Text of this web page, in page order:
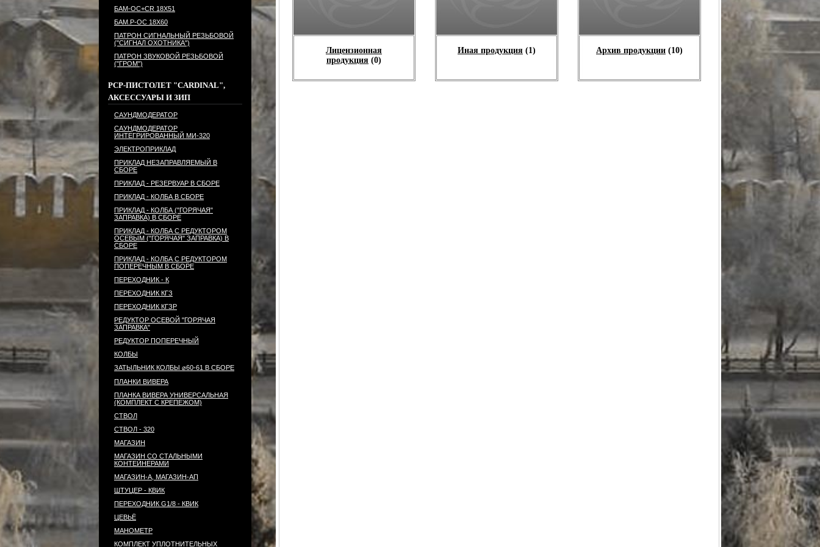
БАМ-ОС+CR 18Х51
БАМ.Р-ОС 18Х60
ПАТРОН СИГНАЛЬНЫЙ РЕЗЬБОВОЙ
("СИГНАЛ ОХОТНИКА")
ПАТРОН ЗВУКОВОЙ РЕЗЬБОВОЙ
("ГРОМ")
PCP-ПИСТОЛЕТ "CARDINAL",
АКСЕССУАРЫ И ЗИП
САУНДМОДЕРАТОР
САУНДМОДЕРАТОР
ИНТЕГРИРОВАННЫЙ МИ-320
ЭЛЕКТРОПРИКЛАД
ПРИКЛАД НЕЗАПРАВЛЯЕМЫЙ В
СБОРЕ
ПРИКЛАД - РЕЗЕРВУАР В СБОРЕ
ПРИКЛАД - КОЛБА В СБОРЕ
ПРИКЛАД - КОЛБА ("ГОРЯЧАЯ"
ЗАПРАВКА) В СБОРЕ
ПРИКЛАД - КОЛБА С РЕДУКТОРОМ
ОСЕВЫМ ("ГОРЯЧАЯ" ЗАПРАВКА) В
СБОРЕ
ПРИКЛАД - КОЛБА С РЕДУКТОРОМ
ПОПЕРЕЧНЫМ В СБОРЕ
ПЕРЕХОДНИК - К
ПЕРЕХОДНИК КГЗ
ПЕРЕХОДНИК КГЗР
РЕДУКТОР ОСЕВОЙ "ГОРЯЧАЯ
ЗАПРАВКА"
РЕДУКТОР ПОПЕРЕЧНЫЙ
КОЛБЫ
ЗАТЫЛЬНИК КОЛБЫ ⌀60-61 В СБОРЕ
ПЛАНКИ ВИВЕРА
ПЛАНКА ВИВЕРА УНИВЕРСАЛЬНАЯ
(КОМПЛЕКТ С КРЕПЕЖОМ)
СТВОЛ
СТВОЛ - 320
МАГАЗИН
МАГАЗИН СО СТАЛЬНЫМИ
КОНТЕЙНЕРАМИ
МАГАЗИН-А, МАГАЗИН-АП
ШТУЦЕР - КВИК
ПЕРЕХОДНИК G1/8 - КВИК
ЦЕВЬЁ
МАНОМЕТР
КОМПЛЕКТ УПЛОТНИТЕЛЬНЫХ
Лицензионная
продукция (0)
Иная продукция (1) Архив продукции (10)